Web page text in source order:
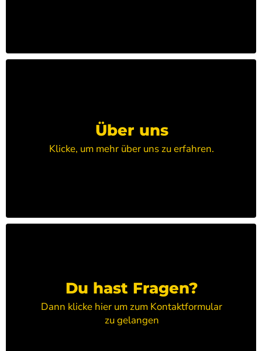
Über uns
Klicke, um mehr über uns zu erfahren.
Du hast Fragen?
Dann klicke hier um zum Kontaktformular
zu gelangen